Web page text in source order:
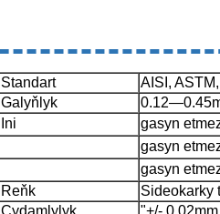
Standart AISI,
Galyňlyk
Ini
gasyn
gasyn
gasyn
Reňk
Sideokarky
Çydamlylyk
"+/- 0.02mm